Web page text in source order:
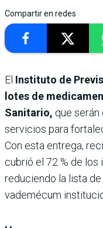
Compartir en redes
El Instituto de
lotes de
Sanitario, que
servicios para
Con esta entrega,
cubrió el 72 % de
reduciendo la lista
vademécum